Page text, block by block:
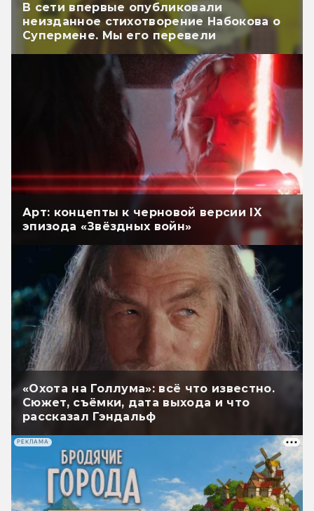
В сети впервые опубликовали
неизданное стихотворение Набокова о
Супермене. Мы его перевели
Арт: концепты к черновой версии IX
эпизода «Звёздных войн»
«Охота на Голлума»: всё что известно.
Сюжет, съёмки, дата выхода и что
рассказал Гэндальф
РЕКЛАМА